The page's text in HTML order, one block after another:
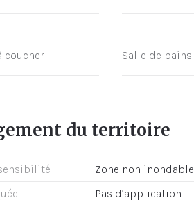
coucher Salle de bains
du territoire
Zone non inondable
Pas d’application